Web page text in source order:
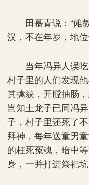
田慕青说：“傩
汉，不在年岁，地
当年冯异人误吃
村子里的人们发现
其擒获，开膛抽肠
岂知土龙子已同冯
子，村子里还死了
拜神，每年送童男
的枉死冤魂，暗中
身，一并打进祭祀坑